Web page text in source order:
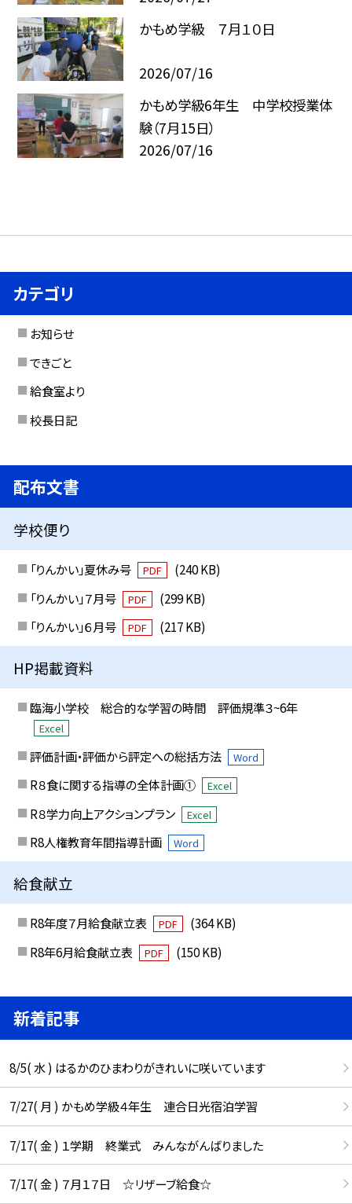
かもめ学級 ７月１０日
2026/07/16
かもめ学級6年生 中学校授業体
験（7月15日）
2026/07/16
カテゴリ
お知らせ
できごと
給食室より
校長日記
配布文書
学校便り
「りんかい」夏休み号 PDF
(240 KB)
「りんかい」７月号
PDF
(299 KB)
「りんかい」６月号
PDF (217 KB)
HP掲載資料
臨海小学校 総合的な学習の時間 評価規準３~6年
Excel
評価計画・評価から評定への総括方法 Word
R８食に関する指導の全体計画① Excel
R８学力向上アクションプラン Excel
R8人権教育年間指導計画 Word
給食献立
R8年度７月給食献立表 PDF
(364 KB)
R8年6月給食献立表
PDF (150 KB)
新着記事
8/5( 水 ) はるかのひまわりがきれいに咲いています
7/27( 月 ) かもめ学級４年生 連合日光宿泊学習
7/17( 金 ) １学期 終業式 みんながんばりました
7/17( 金 ) ７月１７日 ☆リザーブ給食☆